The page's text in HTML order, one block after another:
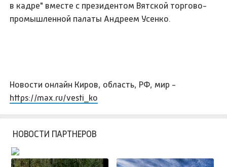
в кадре" вместе с президентом Вятской торгово-
промышленной палаты Андреем Усенко.
Новости онлайн Киров, область, РФ, мир -
https://max.ru/vesti_ko
НОВОСТИ ПАРТНЕРОВ